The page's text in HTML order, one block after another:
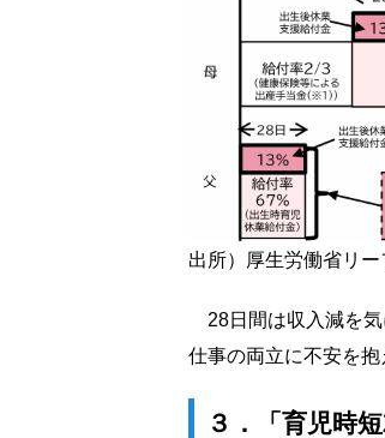
出所） 厚生労働省リ
28日間は収入減を気
仕事の両立に不安を
３．「育児時